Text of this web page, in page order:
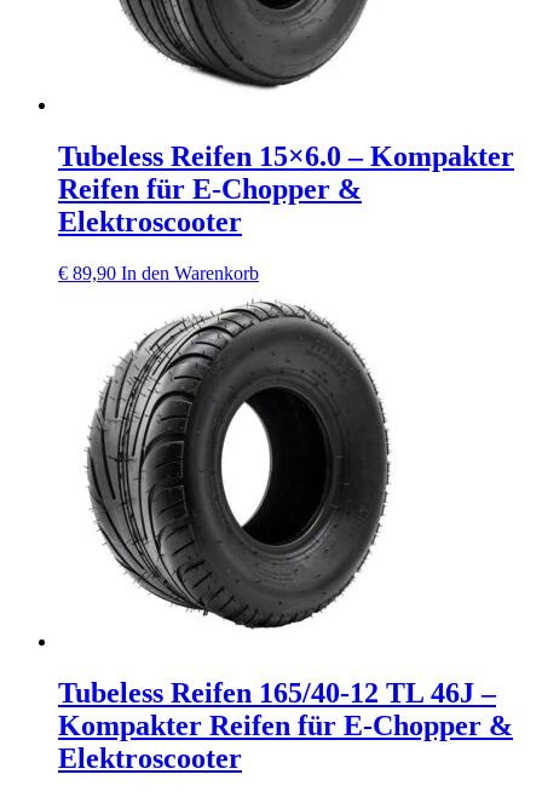
Tubeless Reifen 15×6.0 – Kompakter
Reifen für E‑Chopper &
Elektroscooter
€ 89,90 In den Warenkorb
Tubeless Reifen 165/40‑12 TL 46J –
Kompakter Reifen für E‑Chopper &
Elektroscooter